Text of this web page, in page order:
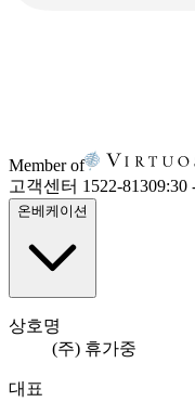
Member of
고객센터 1522-81309:30
온베케이션
상호명
(주) 휴가중
대표